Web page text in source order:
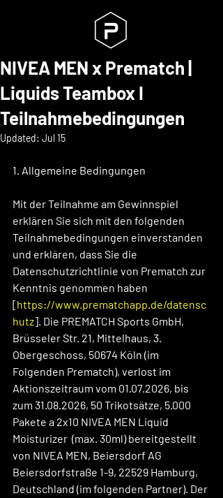
NIVEA MEN x Prematch |
Liquids Teambox I
Teilnahmebedingungen
Updated: Jul 15
1. Allgemeine Bedingungen
Mit der Teilnahme am Gewinnspiel
erklären Sie sich mit den folgenden
Teilnahmebedingungen einverstanden
und erklären, dass Sie die
Datenschutzrichtlinie von Prematch zur
Kenntnis genommen haben
[https://www.prematchapp.de/datensc
hutz]. Die PREMATCH Sports GmbH,
Brüsseler Str. 21, Mittelhaus, 3.
Obergeschoss, 50674 Köln (im
Folgenden Prematch), verlost im
Aktionszeitraum vom 01.07.2026, bis
zum 31.08.2026, 50 Trikotsätze, 5.000
Pakete a 2x10 NIVEA MEN Liquid
Moisturizer  (max. 30ml) bereitgestellt
von NIVEA MEN, Beiersdorf AG
Beiersdorfstraße 1-9, 22529 Hamburg,
Deutschland (im folgenden Partner). Der